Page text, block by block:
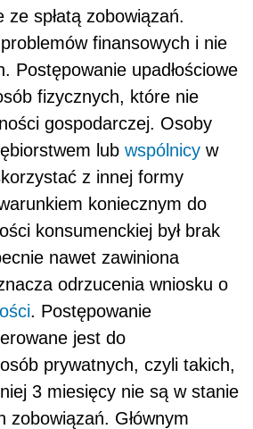
ze spłatą zobowiązań.
finansowych i nie
Postępowanie upadłościowe
fizycznych, które nie
gospodarczej. Osoby
lub wspólnicy w
z innej formy
koniecznym do
konsumenckiej był brak
nawet zawiniona
odrzucenia wniosku o
. Postępowanie
jest do
prywatnych, czyli takich,
3 miesięcy nie są w stanie
zobowiązań. Głównym